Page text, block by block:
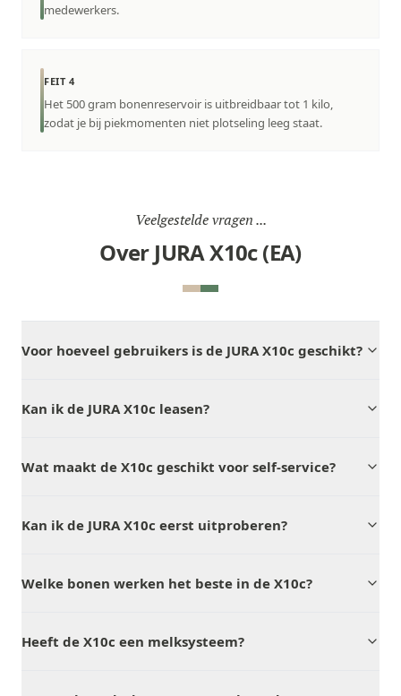
medewerkers.
FEIT 4
Het 500 gram bonenreservoir is uitbreidbaar tot 1 kilo,
zodat je bij piekmomenten niet plotseling leeg staat.
Veelgestelde vragen ...
Over JURA X10c (EA)
Voor hoeveel gebruikers is de JURA X10c geschikt?
Kan ik de JURA X10c leasen?
Wat maakt de X10c geschikt voor self-service?
Kan ik de JURA X10c eerst uitproberen?
Welke bonen werken het beste in de X10c?
Heeft de X10c een melksysteem?